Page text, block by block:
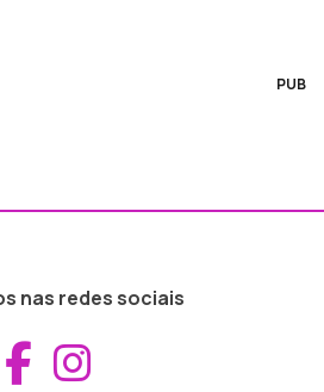
PUB
nas redes sociais
Aceder ao